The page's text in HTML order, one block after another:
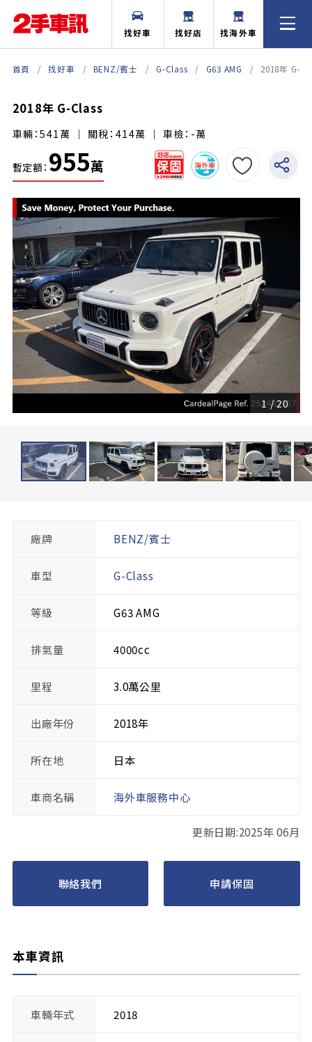
找好車 找好店 找海外車
首頁 找好車 BENZ/賓士 G-Class G63 AMG 2018年 G-
2018年 G-Class
車輛：541萬 ｜ 關稅：414萬 ｜ 車檢：-萬
暫定額： 955萬
1/20
廠牌 BENZ/賓士
車型 G-Class
等級 G63 AMG
排氣量 4000cc
里程 3.0萬公里
出廠年份 2018年
所在地 日本
車商名稱 海外車服務中心
更新日期:2025年 06月
聯絡我們 申請保固
本車資訊
車輛年式 2018